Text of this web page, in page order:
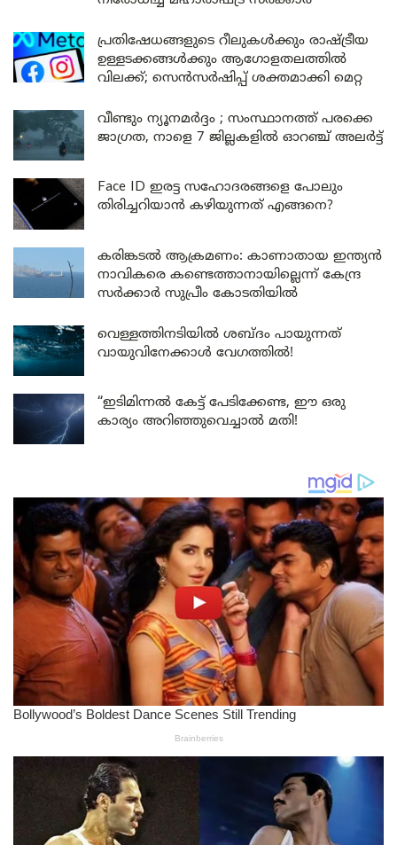
പ്രതിഷേധങ്ങളുടെ റീലുകൾക്കും രാഷ്ട്രീയ
ഉള്ളടക്കങ്ങൾക്കും ആഗോളതലത്തിൽ
വിലക്ക്; സെൻസർഷിപ്പ് ശക്തമാക്കി മെറ്റ
വീണ്ടും ന്യൂനമർദ്ദം ; സംസ്ഥാനത്ത് പരക്കെ
ജാഗ്രത, നാളെ 7 ജില്ലകളിൽ ഓറഞ്ച് അലർട്ട്
Face ID ഇരട്ട സഹോദരങ്ങളെ പോലും
തിരിച്ചറിയാൻ കഴിയുന്നത് എങ്ങനെ?
കരിങ്കടൽ ആക്രമണം: കാണാതായ ഇന്ത്യൻ
നാവികരെ കണ്ടെത്താനായില്ലെന്ന് കേന്ദ്ര
സർക്കാർ സുപ്രീം കോടതിയിൽ
വെള്ളത്തിനടിയിൽ ശബ്ദം പായുന്നത്
വായുവിനേക്കാൾ വേഗത്തിൽ!
“ഇടിമിന്നൽ കേട്ട് പേടിക്കേണ്ട, ഈ ഒരു
കാര്യം അറിഞ്ഞുവെച്ചാൽ മതി!